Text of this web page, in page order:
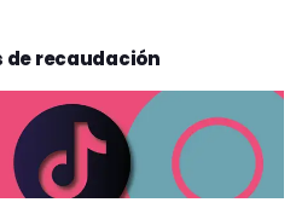
de recaudación